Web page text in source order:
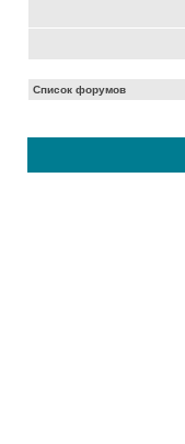
Список форумов